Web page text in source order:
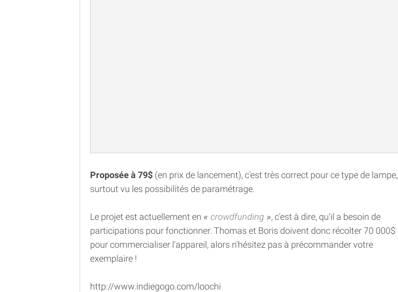
Proposée à 79$ (en prix de lancement), c'est très correct pour ce type de lampe,
surtout vu les possibilités de paramétrage.
Le projet est actuellement en crowdfunding
, c'est à dire, qu'il a besoin de
participations pour fonctionner. Thomas et Boris doivent donc récolter 70 000$
pour commercialiser l'appareil, alors n'hésitez pas à précommander votre
exemplaire !
http://www.indiegogo.com/loochi